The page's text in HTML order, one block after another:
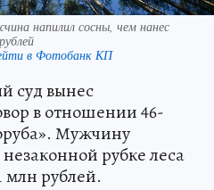
напилил сосны, чем нанес
в Фотобанк КП
суд вынес
в отношении 46-
Мужчину
рубке леса
млн рублей.